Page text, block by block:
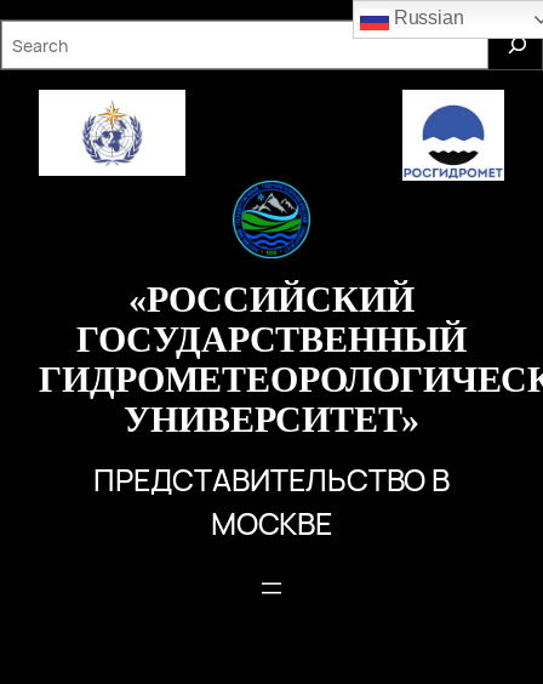
к
содержимому
S
r
«РОССИЙСКИЙ
ГОСУДАРСТВЕННЫЙ
УНИВЕРСИТЕТ»
ПРЕДСТАВИТЕЛЬСТВО В
МОСКВЕ
Russian